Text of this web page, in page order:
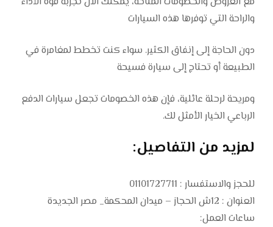
والراحة التي توفرها هذه السيارات
دون الحاجة إلى إنفاق الكثير. سواء كنت تخطط لمغامرة في
الطبيعة أو تحتاج إلى سيارة فسيحة
ومريحة لرحلة عائلية، فإن هذه الخصومات تجعل سيارات الدفع
الرباعي الخيار الأمثل لك.
لمزيد من التفاصيل:
للحجز والاستفسار : 01101727711
العنوان : 12ش الحجاز – ميدان المحكمة_ مصر الجديدة
ساعات العمل: